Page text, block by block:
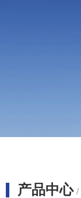
产品中心 /